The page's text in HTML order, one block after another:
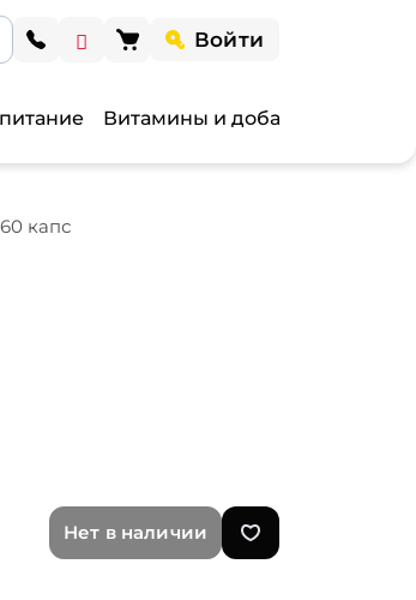
Войти
Витамины и добавки
капс
Нет в наличии